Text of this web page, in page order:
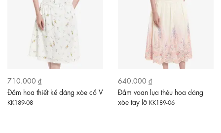
710.000 ₫
Đầm hoa thiết kế dáng xòe cổ V
KK189-08
640.000 ₫
Đầm voan lụa thêu hoa dáng
xòe tay lỡ KK189-06